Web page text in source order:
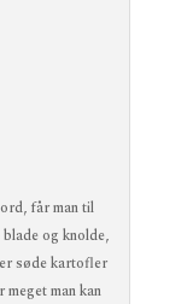
får man til
og knolde,
søde kartofler
man kan